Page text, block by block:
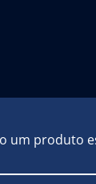
um produto